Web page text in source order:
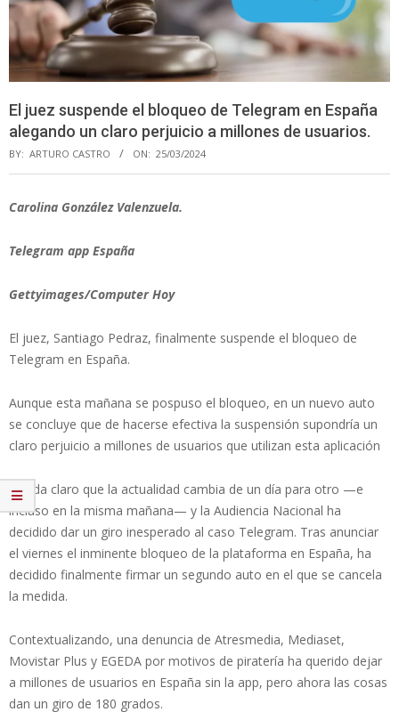
El juez suspende el bloqueo de Telegram en España
alegando un claro perjuicio a millones de usuarios.
BY: ARTURO CASTRO ON: 25/03/2024
Carolina González Valenzuela.
Telegram app España
Gettyimages/Computer Hoy
El juez, Santiago Pedraz, finalmente suspende el bloqueo de
Telegram en España.
Aunque esta mañana se pospuso el bloqueo, en un nuevo auto
se concluye que de hacerse efectiva la suspensión supondría un
claro perjuicio a millones de usuarios que utilizan esta aplicación
Queda claro que la actualidad cambia de un día para otro —e
incluso en la misma mañana— y la Audiencia Nacional ha
decidido dar un giro inesperado al caso Telegram. Tras anunciar
el viernes el inminente bloqueo de la plataforma en España, ha
decidido finalmente firmar un segundo auto en el que se cancela
la medida.
Contextualizando, una denuncia de Atresmedia, Mediaset,
Movistar Plus y EGEDA por motivos de piratería ha querido dejar
a millones de usuarios en España sin la app, pero ahora las cosas
dan un giro de 180 grados.